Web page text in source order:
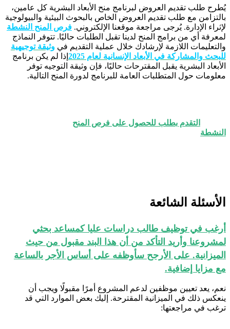
يُطرح طلب تقديم العروض لبرنامج منح الأبعاد البشرية كل عامين،
بالتزامن مع طلب تقديم العروض الخاص بالبحوث البيئية والبيولوجية
لإثراء الإدارة. يُرجى مراجعة موقعنا الإلكتروني.فرص المنح النشطة
لمعرفة أي من برامج المنح لدينا تقبل الطلبات حاليًا. تتوفر النماذج
والتعليمات اللازمة لإرشادك خلال عملية التقديم فيوثيقة توجيهية
للبحث والمشاركة في الأبعاد الإنسانية لعام 2025
إذا لم يكن برنامج
الأبعاد البشرية يقبل المقترحات حاليًا، فإن وثيقة التوجيه توفر
معلومات حول المتطلبات العامة للبرنامج لدورة المنح التالية.
التقدم بطلب للحصول على فرص المنح
النشطة
الأسئلة الشائعة
أرغب في توظيف طالب دراسات عليا كمساعد بحثي
لمشروعنا وأريد التأكد من أن هذا البند مقبول من حيث
الميزانية. على الأرجح سأوظفه على أساس الأجر بالساعة
مع مزايا إضافية.
نعم، يعد تعيين موظفين لدعم المشروع أمرًا مقبولًا ويجب أن
ينعكس ذلك في الميزانية المقترحة. إليك بعض الموارد التي قد
ترغب في مراجعتها: